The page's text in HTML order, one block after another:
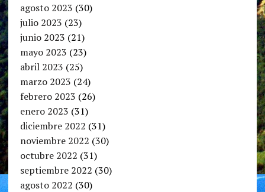
agosto 2023 (30)
julio 2023 (23)
junio 2023 (21)
mayo 2023 (23)
abril 2023 (25)
marzo 2023 (24)
febrero 2023 (26)
enero 2023 (31)
diciembre 2022 (31)
noviembre 2022 (30)
octubre 2022 (31)
septiembre 2022 (30)
agosto 2022 (30)